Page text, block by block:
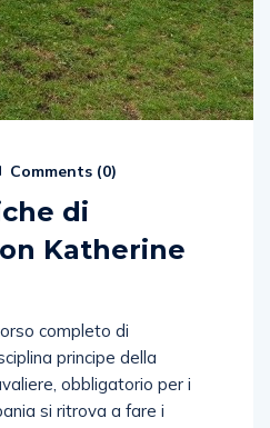
Comments (0)
di
Katherine
completo di
principe della
obbligatorio per i
si ritrova a fare i